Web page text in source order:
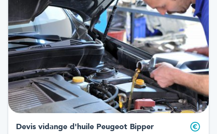
Devis vidange d'huile Peugeot Bipper